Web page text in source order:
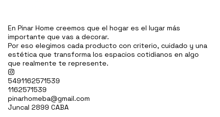
En Pinar Home creemos que el hogar es el lugar más
importante que vas a decorar.
Por eso elegimos cada producto con criterio, cuidado y una
estética que transforma los espacios cotidianos en algo
que realmente te represente.
5491162571539
1162571539
pinarhomeba@gmail.com
Juncal 2899 CABA